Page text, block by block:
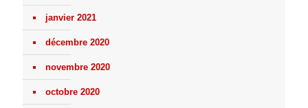
janvier 2021
décembre 2020
novembre 2020
octobre 2020